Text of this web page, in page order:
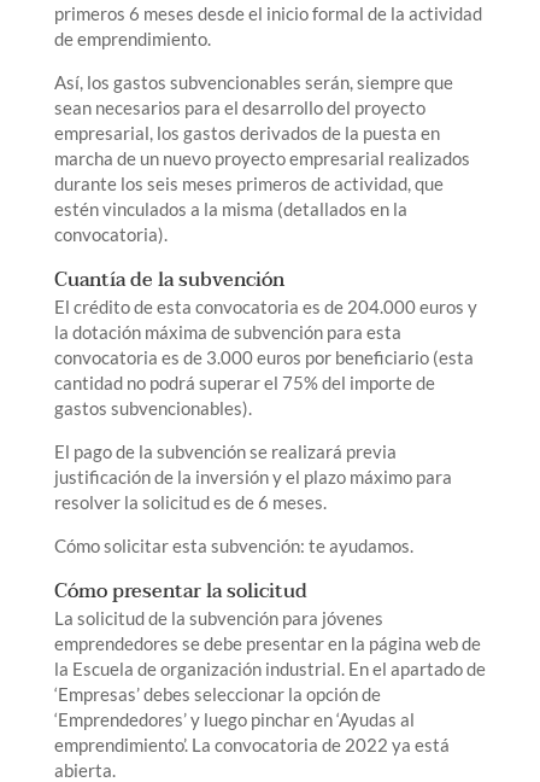
primeros 6 meses desde el inicio formal de la actividad
de emprendimiento.
Así, los gastos subvencionables serán, siempre que
sean necesarios para el desarrollo del proyecto
empresarial, los gastos derivados de la puesta en
marcha de un nuevo proyecto empresarial realizados
durante los seis meses primeros de actividad, que
estén vinculados a la misma (detallados en la
convocatoria).
Cuantía de la subvención
El crédito de esta convocatoria es de 204.000 euros y
la dotación máxima de subvención para esta
convocatoria es de 3.000 euros por beneficiario (esta
cantidad no podrá superar el 75% del importe de
gastos subvencionables).
El pago de la subvención se realizará previa
justificación de la inversión y el plazo máximo para
resolver la solicitud es de 6 meses.
Cómo solicitar esta subvención: te ayudamos.
Cómo presentar la solicitud
La solicitud de la subvención para jóvenes
emprendedores se debe presentar en la página web de
la Escuela de organización industrial. En el apartado de
‘Empresas’ debes seleccionar la opción de
‘Emprendedores’ y luego pinchar en ‘Ayudas al
emprendimiento’. La convocatoria de 2022 ya está
abierta.